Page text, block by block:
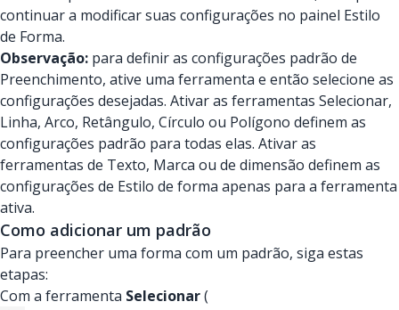
continuar a modificar suas configurações no painel Estilo
de Forma.
Observação: para definir as configurações padrão de
Preenchimento, ative uma ferramenta e então selecione as
configurações desejadas. Ativar as ferramentas Selecionar,
Linha, Arco, Retângulo, Círculo ou Polígono definem as
configurações padrão para todas elas. Ativar as
ferramentas de Texto, Marca ou de dimensão definem as
configurações de Estilo de forma apenas para a ferramenta
ativa.
Como adicionar um padrão
Para preencher uma forma com um padrão, siga estas
etapas:
Com a ferramenta Selecionar(